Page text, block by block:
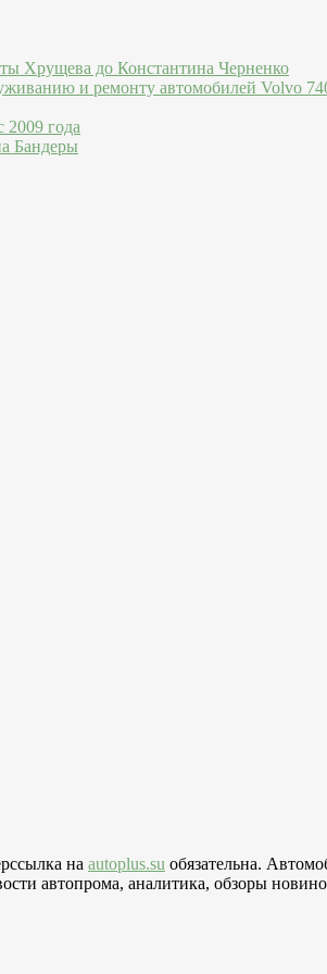
Хрущева до Константина Черненко
и ремонту автомобилей Volvo
2009 года
Бандеры
на autoplus.su обязательна.
автопрома, аналитика, обзоры